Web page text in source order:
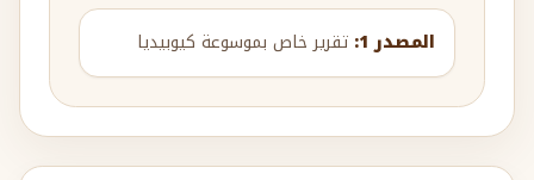
المصدر 1: تقرير خاص بموسوعة كيوبيديا